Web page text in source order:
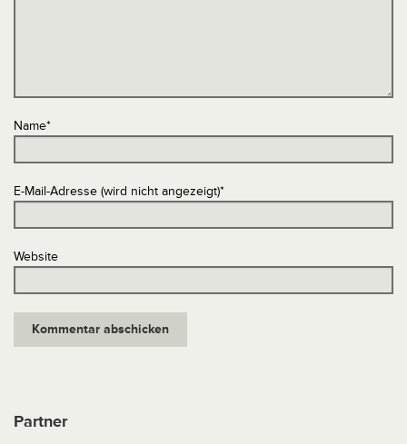
Name*
E-Mail-Adresse (wird nicht angezeigt)*
Website
Partner